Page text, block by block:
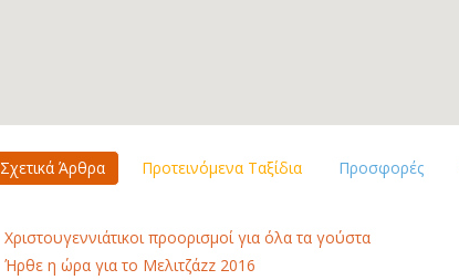
Σχετικά Άρθρα Προτεινόμενα Ταξίδια Προσφορές
Χριστουγεννιάτικοι προορισμοί για όλα τα γούστα
Ήρθε η ώρα για το Μελιτζάzz 2016